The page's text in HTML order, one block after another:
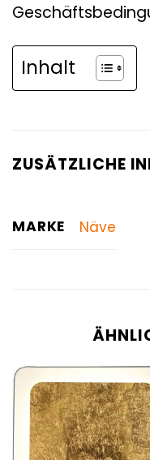
Inhalt
ZUSÄTZLICHE
MARKE Näve